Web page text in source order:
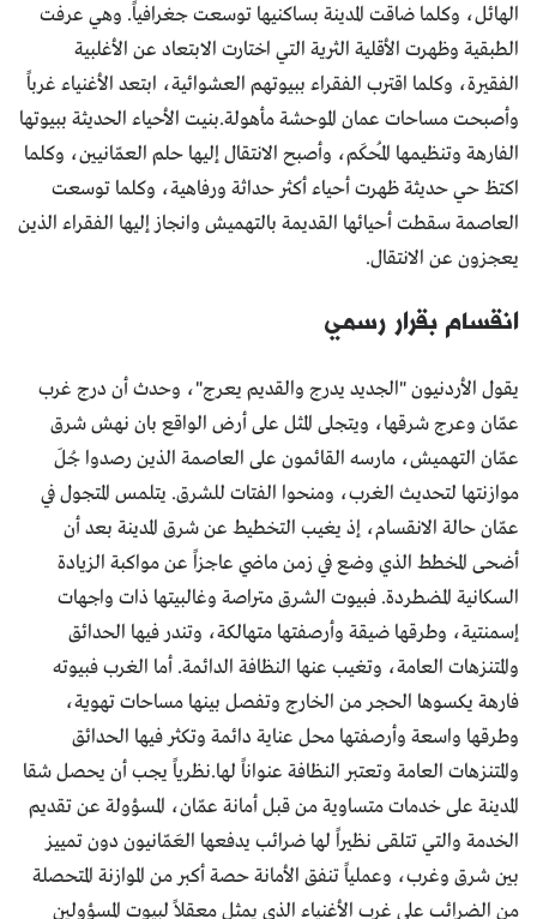
الهائل، وكلما ضاقت المدينة بساكنيها توسعت جغرافياً. وهي عرفت
الطبقية وظهرت الأقلية الثرية التي اختارت الابتعاد عن الأغلبية
الفقيرة، وكلما اقترب الفقراء ببيوتهم العشوائية، ابتعد الأغنياء غرباً
وأصبحت مساحات عمان الموحشة مأهولة.بنيت الأحياء الحديثة ببيوتها
الفارهة وتنظيمها المُحكَم، وأصبح الانتقال إليها حلم العمّانيين، وكلما
اكتظ حي حديثة ظهرت أحياء أكثر حداثة ورفاهية، وكلما توسعت
العاصمة سقطت أحيائها القديمة بالتهميش وانجاز إليها الفقراء الذين
يعجزون عن الانتقال.
انقسام بقرار رسمي
يقول الأردنيون "الجديد يدرج والقديم يعرج"، وحدث أن درج غرب
عمّان وعرج شرقها، ويتجلى المثل على أرض الواقع بان نهش شرق
عمّان التهميش، مارسه القائمون على العاصمة الذين رصدوا جُلَ
موازنتها لتحديث الغرب، ومنحوا الفتات للشرق. يتلمس المتجول في
عمّان حالة الانقسام، إذ يغيب التخطيط عن شرق المدينة بعد أن
أضحى المخطط الذي وضع في زمن ماضي عاجزاً عن مواكبة الزيادة
السكانية المضطردة. فبيوت الشرق متراصة وغالبيتها ذات واجهات
إسمنتية، وطرقها ضيقة وأرصفتها متهالكة، وتندر فيها الحدائق
والمتنزهات العامة، وتغيب عنها النظافة الدائمة. أما الغرب فبيوته
فارهة يكسوها الحجر من الخارج وتفصل بينها مساحات تهوية،
وطرقها واسعة وأرصفتها محل عناية دائمة وتكثر فيها الحدائق
والمتنزهات العامة وتعتبر النظافة عنواناً لها.نظرياً يجب أن يحصل شقا
المدينة على خدمات متساوية من قبل أمانة عمّان، المسؤولة عن تقديم
الخدمة والتي تتلقى نظيراً لها ضرائب يدفعها العَمّانيون دون تمييز
بين شرق وغرب، وعملياً تنفق الأمانة حصة أكبر من الموازنة المتحصلة
من الضرائب على غرب الأغنياء الذي يمثل معقلاً لبيوت المسؤولين